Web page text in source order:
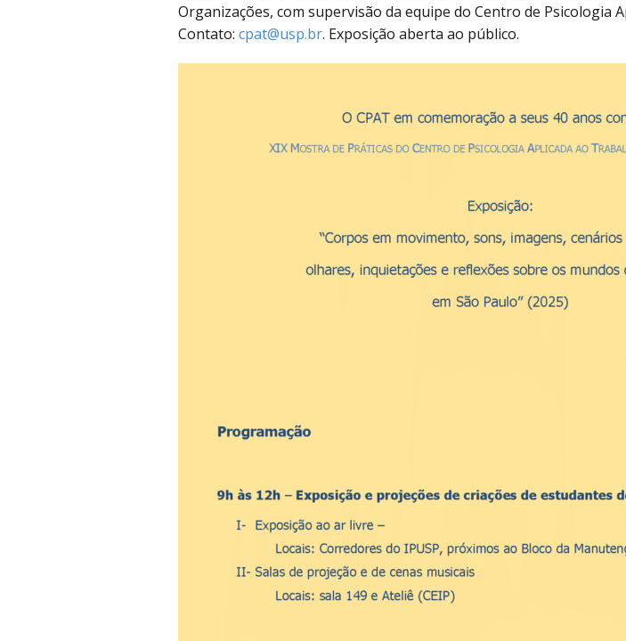
Organizações, com supervisão da equipe do Centro de Psicologia
Contato: cpat@usp.br. Exposição aberta ao público.